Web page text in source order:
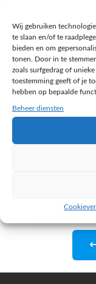
Wij gebruiken
te slaan en/of te
bieden en om
tonen. Door in te
zoals surfgedrag of
toestemming geeft of je
hebben op bepaalde
Beheer diensten
met je mee
Geen
spreekt direct
van Melange
advies, snelle
niet de moeite
Jacy Toetenel,
Plan je
45 minuten,